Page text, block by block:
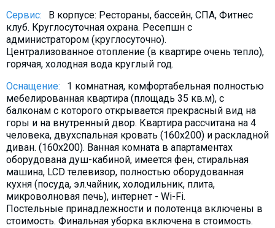
Сервис:
В корпусе: Рестораны, бассейн, СПА, Фитнес
клуб. Круглосуточная охрана. Ресепшн с
администратором (круглосуточно).
Централизованное отопление (в квартире очень тепло),
горячая, холодная вода круглый год.
Оснащение:
1 комнатная, комфортабельная полностью
мебeлированная квартира (площадь 35 кв.м), с
балконам с которого открывается прекрасный вид на
горы и на внутренный двор. Квартира рассчитана на 4
человека, двухспальная кровать (160х200) и раскладной
диван. (160х200). Ванная комната в апартаментах
оборудована душ-кабиной, имеется фен, стиральная
машина, LCD телевизор, полностью оборудованная
кухня (посуда, эл.чайник, холодильник, плита,
микроволновая печь), интернет - Wi-Fi.
Постельные принадлежности и полотенца включены в
стоимость. Финальная уборка включена в стоимость.